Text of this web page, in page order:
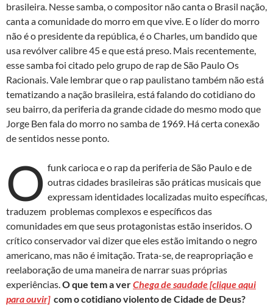
brasileira. Nesse samba, o compositor não canta o Brasil nação,
canta a comunidade do morro em que vive. E o líder do morro
não é o presidente da república, é o Charles, um bandido que
usa revólver calibre 45 e que está preso. Mais recentemente,
esse samba foi citado pelo grupo de rap de São Paulo Os
Racionais. Vale lembrar que o rap paulistano também não está
tematizando a nação brasileira, está falando do cotidiano do
seu bairro, da periferia da grande cidade do mesmo modo que
Jorge Ben fala do morro no samba de 1969. Há certa conexão
de sentidos nesse ponto.
O funk carioca e o rap da periferia de São Paulo e de
outras cidades brasileiras são práticas musicais que
expressam identidades localizadas muito específicas,
traduzem problemas complexos e específicos das
comunidades em que seus protagonistas estão inseridos. O
crítico conservador vai dizer que eles estão imitando o negro
americano, mas não é imitação. Trata-se, de reapropriação e
reelaboração de uma maneira de narrar suas próprias
experiências.O que tem a verChega de saudade [clique aqui
para ouvir]com o cotidiano violento de Cidade de Deus?